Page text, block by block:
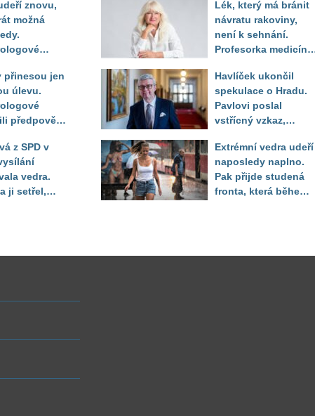
znovu,
možná
přinesou jen
úlevu.
předpověď
počasí
z SPD v
vedra.
ji setřel,
Lék, který má bránit
návratu rakoviny,
není k sehnání.
Profesorka medicíny
pacientka
Havlíček ukončil
spekulace o Hradu.
Pavlovi poslal
vstřícný vzkaz,
setřel
Extrémní vedra udeří
naposledy naplno.
Pak přijde studená
fronta, která během